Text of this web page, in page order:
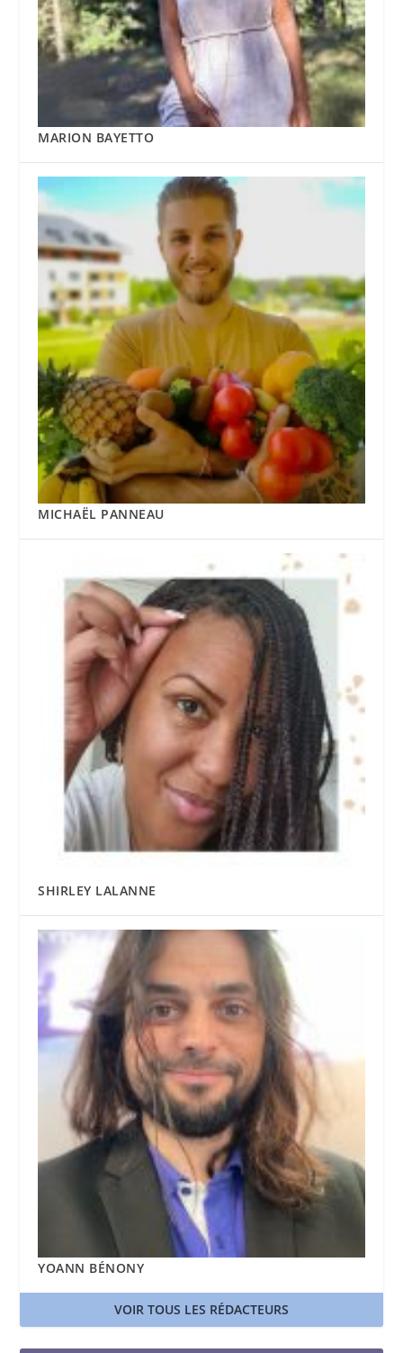
MARION BAYETTO
MICHAËL PANNEAU
SHIRLEY LALANNE
YOANN BÉNONY
VOIR TOUS LES RÉDACTEURS